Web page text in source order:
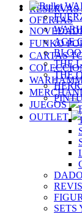
RESERVAS
OFERTAS
FUNKO
CARTAS
JUEGOS
OUTLET
AGE
THE
THE
SETS